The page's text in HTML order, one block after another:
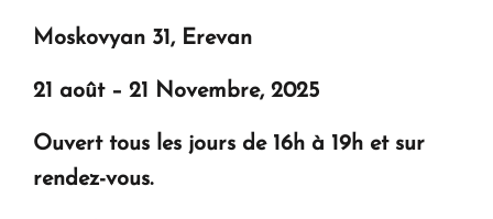
Moskovyan 31, Erevan
21 août – 21 Novembre, 2025
Ouvert tous les jours de 16h à 19h et sur
rendez-vous.